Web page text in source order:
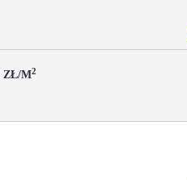
ZŁ/M2